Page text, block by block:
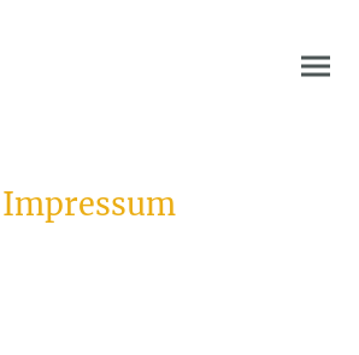
Impressum